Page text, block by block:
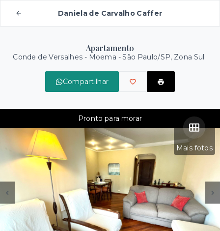
Daniela de Carvalho Caffer
Apartamento
Conde de Versalhes - Moema - São Paulo/SP, Zona Sul
Compartilhar
Mais fotos
Pronto para morar